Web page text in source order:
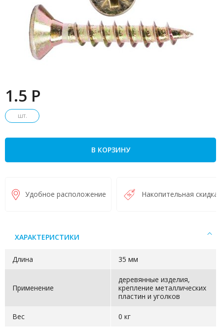
1.5 P
шт.
В КОРЗИНУ
Удобное расположение Накопительная скидка
ХАРАКТЕРИСТИКИ
Длина 35 мм
Применение
деревянные изделия,
крепление металлических
пластин и уголков
Вес 0 кг